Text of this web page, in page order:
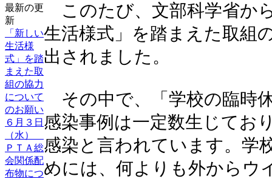
最新の更
新
「新しい
生活様
式」を踏
まえた取
組の協力
について
のお願い
６月３日
（水）
ＰＴＡ総
会関係配
布物につ
このたび、文部科学省か
生活様式」を踏まえた取組
出されました。
その中で、「学校の臨時
感染事例は一定数生じてお
感染と言われています。学
めには、何よりも外からウ